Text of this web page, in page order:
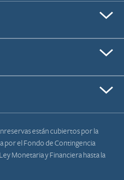
están cubiertos por la
por el Fondo de Contingencia
Monetaria y Financiera hasta la